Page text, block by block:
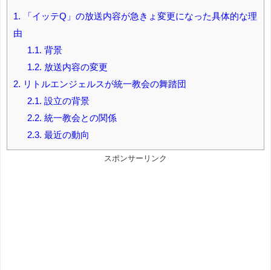
1. 「イッテQ」の放送内容が急きょ変更になった具体的な理
由
1.1. 背景
1.2. 放送内容の変更
2. リトルエンジェルスが統一教会の舞踏団
2.1. 設立の背景
2.2. 統一教会との関係
2.3. 最近の動向
スポンサーリンク